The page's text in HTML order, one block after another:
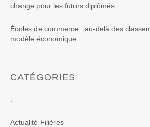
change pour les futurs diplômés
Écoles de commerce : au-delà des
modèle économique
CATÉGORIES
Actualité Filières